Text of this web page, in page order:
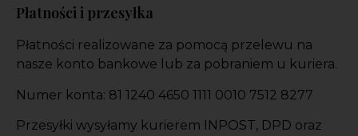
Płatności i przesyłka
Płatności realizowane za pomocą przelewu na
nasze konto bankowe lub za pobraniem u kuriera.
Numer konta: 81 1240 4650 1111 0010 7512 8277
Przesyłki wysyłamy kurierem INPOST, DPD oraz